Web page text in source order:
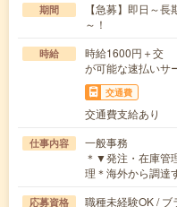
期間
【急募】即日～
～！
時給
時給1600円＋交
が可能な速払いサ
交通費
交通費支給あり
仕事内容
一般事務
＊▼発注・在庫管
理＊海外から調達
応募資格
職種未経験OK / ブ